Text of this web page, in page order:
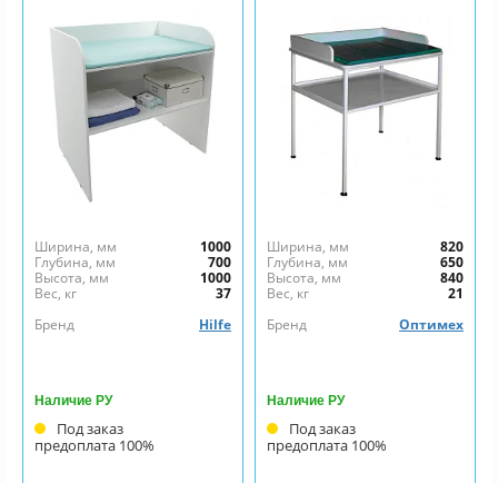
Ширина, мм
1000
Глубина, мм
700
Высота, мм
1000
Вес, кг
37
Бренд
Hilfe
Наличие РУ
Под заказ
предоплата 100%
Ширина, мм
820
Глубина, мм
650
Высота, мм
840
Вес, кг
21
Бренд
Оптимех
Наличие РУ
Под заказ
предоплата 100%